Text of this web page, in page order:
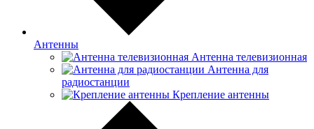
Антенны
Антенна телевизионная
Антенна для
радиостанции
Крепление антенны